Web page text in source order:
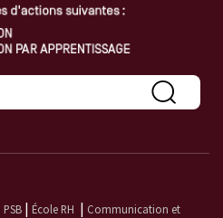
Formulaire de recherche
PSB| École RH | Communication et